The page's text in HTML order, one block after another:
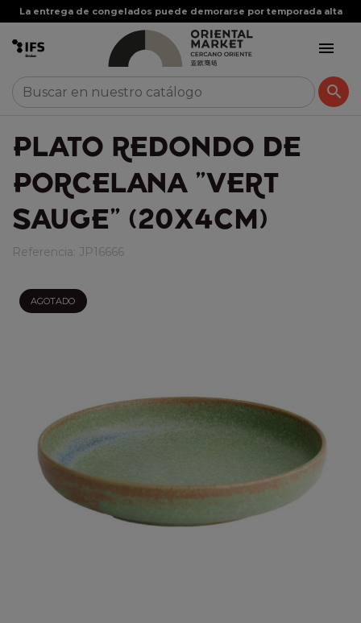
La entrega de congelados puede demorarse por temporada alta


PLATO REDONDO DE
PORCELANA "VERT
SAUGE" (20X4CM)
Referencia: JP16666
AGOTADO